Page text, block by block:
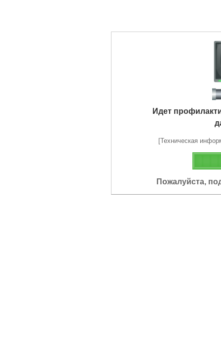
Идет
[Техническая
Пожалуйста,